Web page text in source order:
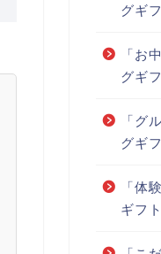
グギ
「お
グギ
「グ
グギ
「体
ギフト